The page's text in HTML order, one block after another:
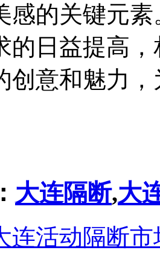
感的关键元
的日益提高
创意和魅力
大连隔断,大
连活动隔断